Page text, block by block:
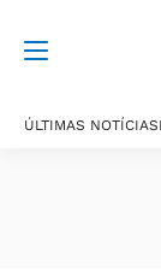
ÚLTIMAS NOTÍCIAS